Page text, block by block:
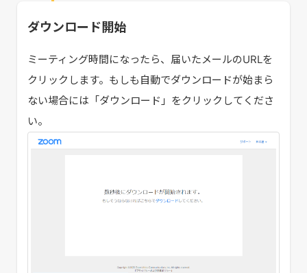
ダウンロード開始
ミーティング時間になったら、届いたメールのURLを
クリックします。もしも自動でダウンロードが始まら
ない場合には「ダウンロード」をクリックしてくださ
い。